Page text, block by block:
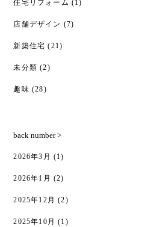
住宅リフォーム (1)
店舗デザイン (7)
新築住宅 (21)
未分類 (2)
趣味 (28)
back number >
2026年3月 (1)
2026年1月 (2)
2025年12月 (2)
2025年10月 (1)